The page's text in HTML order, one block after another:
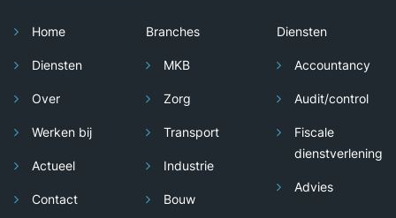
Home
Diensten
Over
Werken bij
Actueel
Contact
Branches
MKB
Zorg
Transport
Industrie
Bouw
Diensten
Accountancy
Audit/control
Fiscale
dienstverlening
Advies